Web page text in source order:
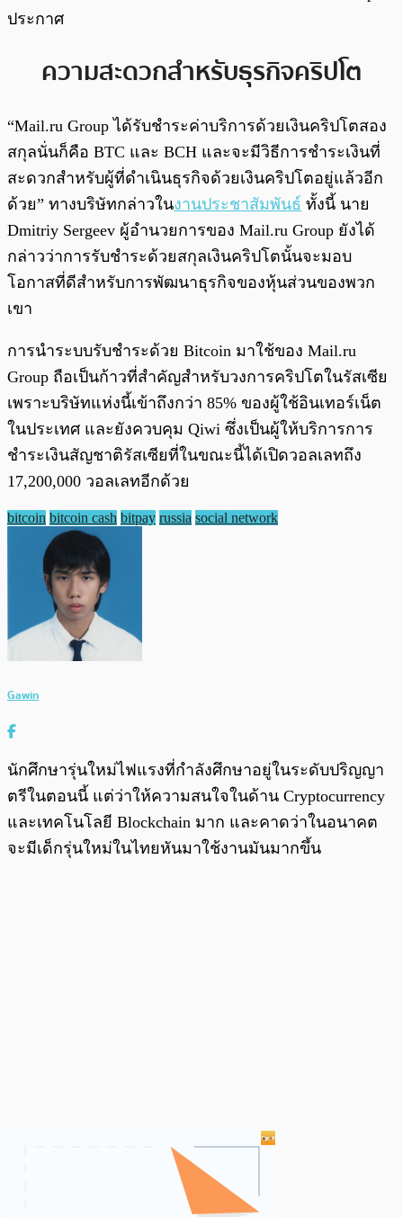
ประกาศ
ความสะดวกสำหรับธุรกิจคริปโต
“Mail.ru Group ได้รับชำระค่าบริการด้วยเงินคริปโตสอง
สกุลนั่นก็คือ BTC และ BCH และจะมีวิธีการชำระเงินที่
สะดวกสำหรับผู้ที่ดำเนินธุรกิจด้วยเงินคริปโตอยู่แล้วอีก
ด้วย” ทางบริษัทกล่าวในงานประชาสัมพันธ์ ทั้งนี้ นาย
Dmitriy Sergeev ผู้อำนวยการของ Mail.ru Group ยังได้
กล่าวว่าการรับชำระด้วยสกุลเงินคริปโตนั้นจะมอบ
โอกาสที่ดีสำหรับการพัฒนาธุรกิจของหุ้นส่วนของพวก
เขา
การนำระบบรับชำระด้วย Bitcoin มาใช้ของ Mail.ru
Group ถือเป็นก้าวที่สำคัญสำหรับวงการคริปโตในรัสเซีย
เพราะบริษัทแห่งนี้เข้าถึงกว่า 85% ของผู้ใช้อินเทอร์เน็ต
ในประเทศ และยังควบคุม Qiwi ซึ่งเป็นผู้ให้บริการการ
ชำระเงินสัญชาติรัสเซียที่ในขณะนี้ได้เปิดวอลเลทถึง
17,200,000 วอลเลทอีกด้วย
bitcoin bitcoin cash bitpay russia social network
Gawin
นักศึกษารุ่นใหม่ไฟแรงที่กำลังศึกษาอยู่ในระดับปริญญา
ตรีในตอนนี้ แต่ว่าให้ความสนใจในด้าน Cryptocurrency
และเทคโนโลยี Blockchain มาก และคาดว่าในอนาคต
จะมีเด็กรุ่นใหม่ในไทยหันมาใช้งานมันมากขึ้น